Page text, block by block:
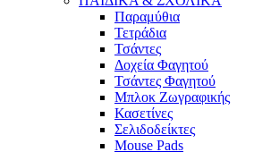
Παραμύθια
Τετράδια
Τσάντες
Δοχεία Φαγητού
Τσάντες Φαγητού
Μπλοκ Ζωγραφικής
Κασετίνες
Σελιδοδείκτες
Mouse Pads